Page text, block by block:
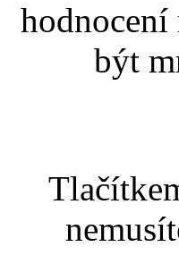
hodnocení
být